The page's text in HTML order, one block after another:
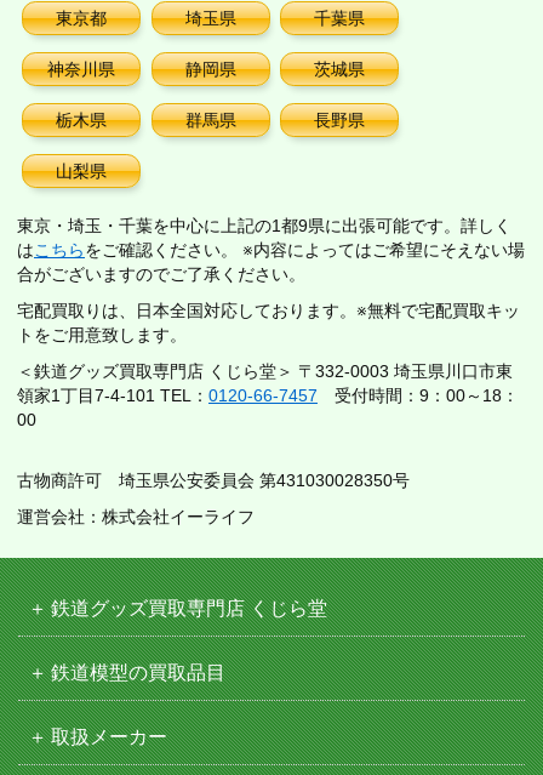
東京都 埼玉県 千葉県
神奈川県 静岡県 茨城県
栃木県 群馬県 長野県
山梨県
東京・埼玉・千葉を中心に上記の1都9県に出張可能です。詳しく
はこちらをご確認ください。 ※内容によってはご希望にそえない場
合がございますのでご了承ください。
宅配買取りは、日本全国対応しております。※無料で宅配買取キッ
トをご用意致します。
＜鉄道グッズ買取専門店 くじら堂＞ 〒332-0003 埼玉県川口市東
領家1丁目7-4-101 TEL： 0120-66-7457 受付時間：9：00～18：
00
古物商許可 埼玉県公安委員会 第431030028350号
運営会社：株式会社イーライフ
鉄道グッズ買取専門店 くじら堂
鉄道模型の買取品目
取扱メーカー